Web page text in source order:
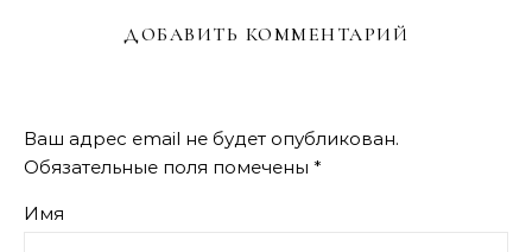
ДОБАВИТЬ КОММЕНТАРИЙ
Ваш адрес email не будет опубликован.
Обязательные поля помечены *
Имя